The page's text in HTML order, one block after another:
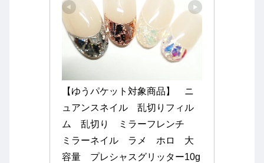
【ゆうパケット対象商品】　ニ
ュアンスネイル　乱切りフィル
ム　乱切り　ミラーフレンチ
ミラーネイル　ラメ　ホロ　大
容量　プレシャスグリッター10g